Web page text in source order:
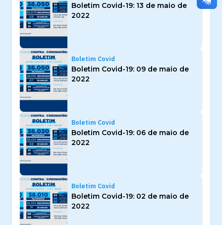
Boletim Covid-19: 13 de maio de
2022
Boletim Covid
Boletim Covid-19: 09 de maio de
2022
Boletim Covid
Boletim Covid-19: 06 de maio de
2022
Boletim Covid
Boletim Covid-19: 02 de maio de
2022